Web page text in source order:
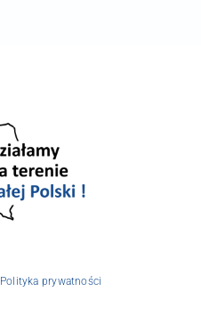
Polityka prywatności